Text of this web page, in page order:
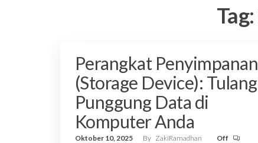
Tag:
Perangkat Penyimpanan
(Storage Device): Tulang
Punggung Data di
Komputer Anda
Oktober 10, 2025 By ZakiRamadhan Off